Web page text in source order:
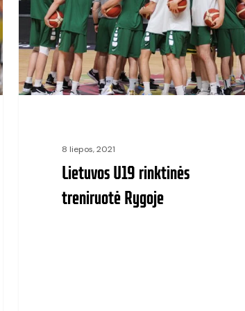
treniruotė
Rygoje
8 liepos, 2021
Lietuvos U19 rinktinės
treniruotė Rygoje